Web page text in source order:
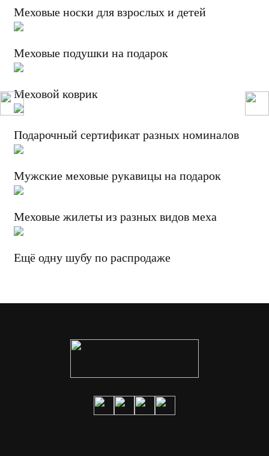
Меховые носки для взрослых и детей
Меховые подушки на подарок
Меховой коврик
Подарочный сертификат разных номиналов
Мужские меховые рукавицы на подарок
Меховые жилеты из разных видов меха
Ещё одну шубу по распродаже